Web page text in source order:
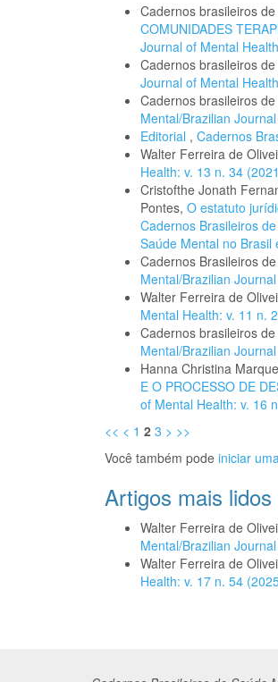
Cadernos brasileiros
COMUNIDADES
Journal of Mental
Cadernos brasileiros
Journal of Mental
Cadernos brasileiros
Mental/Brazilian
Editorial , Cadernos
Walter Ferreira de
Health: v. 13 n. 34
Cristofthe Jonath
Pontes, O estatuto
Cadernos Brasileiros
Saúde Mental no Brasil
Cadernos Brasileiros
Mental/Brazilian
Walter Ferreira de
Mental Health: v. 11 n.
Cadernos brasileiros
Mental/Brazilian
Hanna Christina
E O PROCESSO DE
of Mental Health: v. 16
<< < 1 2 3 > >>
Você também pode iniciar
Artigos mais
Walter Ferreira de
Mental/Brazilian
Walter Ferreira de
Health: v. 17 n. 54